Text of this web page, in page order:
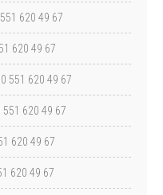
620 49 67
620 49 67
551 620 49 67
620 49 67
620 49 67
620 49 67